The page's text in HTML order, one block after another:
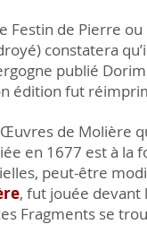
de Pierre ou
constatera
publié
édition fut
de Molière
en 1677 est à la
peut-être
, fut jouée devant
Fragments se